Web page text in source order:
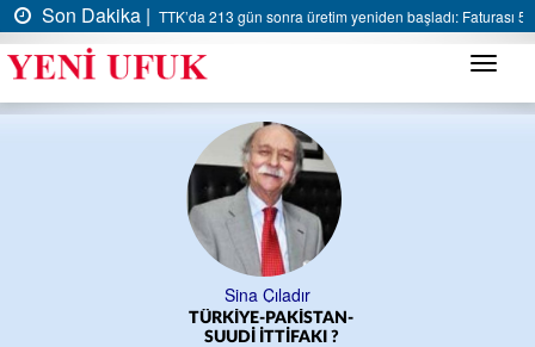
Son Dakika | TTK’da 213 gün sonra üretim yeniden başladı: Faturası 5
Menü
Sina Çıladır
TÜRKİYE-PAKİSTAN-
SUUDİ İTTİFAKI ?